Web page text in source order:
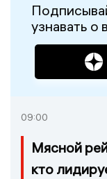
узнавать о
09:00
Мясной
кто